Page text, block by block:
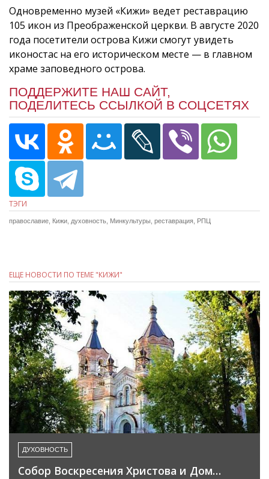
Одновременно музей «Кижи» ведет реставрацию
105 икон из Преображенской церкви. В августе 2020
года посетители острова Кижи смогут увидеть
иконостас на его историческом месте — в главном
храме заповедного острова.
ПОДДЕРЖИТЕ НАШ САЙТ,
ПОДЕЛИТЕСЬ ССЫЛКОЙ В СОЦСЕТЯХ
ТЭГИ
православие Кижи духовность Минкультуры реставрация РПЦ
ЕЩЕ НОВОСТИ ПО ТЕМЕ "КИЖИ"
ДУХОВНОСТЬ
Собор Воскресения Христова и Дом…